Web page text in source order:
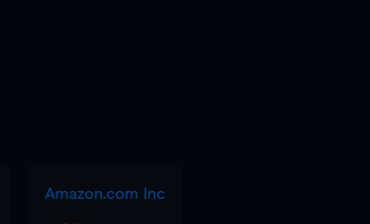
Amazon.com Inc